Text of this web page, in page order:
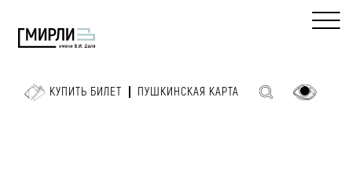
КУПИТЬ БИЛЕТ ПУШКИНСКАЯ КАРТА